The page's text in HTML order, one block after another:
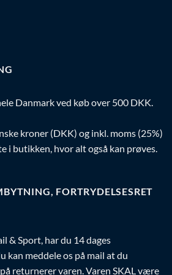
Danmark ved køb over 500 DKK.
kroner (DKK) og inkl. moms (25%)
i butikken, hvor alt også kan prøves.
FORTRYDELSESRET
& Sport, har du 14 dages
kan meddele os på mail at du
returnerer varen. Varen SKAL være